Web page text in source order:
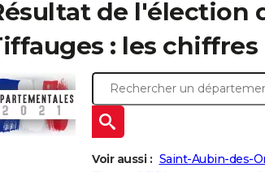
de l'élection
: les chiffres
Voir aussi : Saint-Aubin-des-